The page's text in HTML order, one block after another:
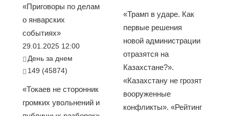
«Приговоры по делам
о январских
событиях»
29.01.2025 12:00
День за днем
149 (45874)
«Токаев не сторонник
громких увольнений и
«Трамп в ударе. Как
первые решения
новой администрации
отразятся на
Казахстане?».
«Казахстану не грозят
вооруженные
конфликты». «Рейтинг